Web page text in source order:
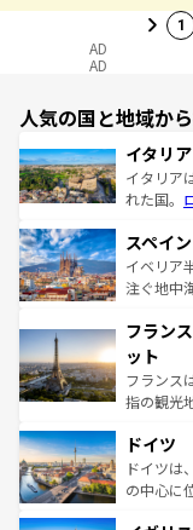
1
AD
AD
人気の国と地域か
イタリア
イタリア
れた国。
ろん、ト
景など、
ピザやパ
ませてく
なお、新
しい。
スペイン
イベリア
注ぐ地中
文化が根
れる闘牛
る。首都
アートに
せる。地
ンテンツ
フラン
ット
フランス
指の観光
で、幅広
聖堂、美
から魅了
ドイツ
ドイツは
の中心に